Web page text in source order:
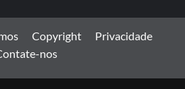
Copyright
Privacidade
nos